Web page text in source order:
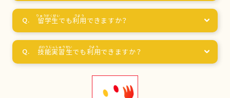
留学生でも利用 できますか？
技能実習生でも利用できますか？